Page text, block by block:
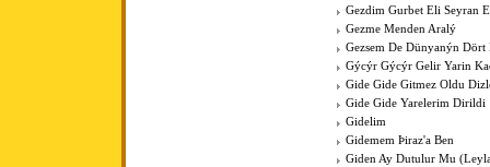
Gezdim Gurbet Eli Seyran
Gezme Menden Aralý
Gezsem De Dünyanýn Dört
Gýcýr Gýcýr Gelir Yarin
Gide Gide Gitmez Oldu
Gide Gide Yarelerim Dirildi
Gidelim
Gidemem Þiraz'a Ben
Giden Ay Dutulur Mu